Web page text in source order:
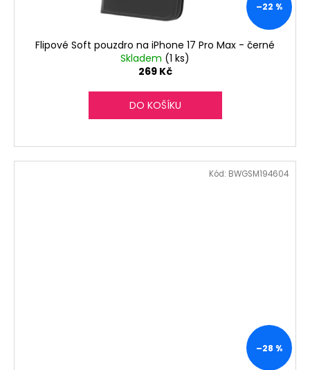
–22 %
Flipové Soft pouzdro na iPhone 17 Pro Max - černé
Skladem (1 ks)
269 Kč
DO KOŠÍKU
–28 %
Kód: BWGSM194604